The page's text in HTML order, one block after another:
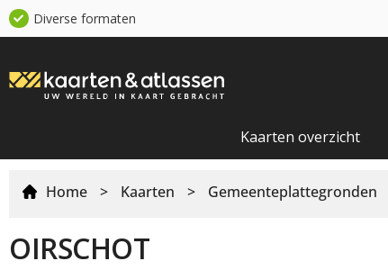
Diverse formaten
Kaarten overzicht
Home > Kaarten > Gemeenteplattegronden
OIRSCHOT